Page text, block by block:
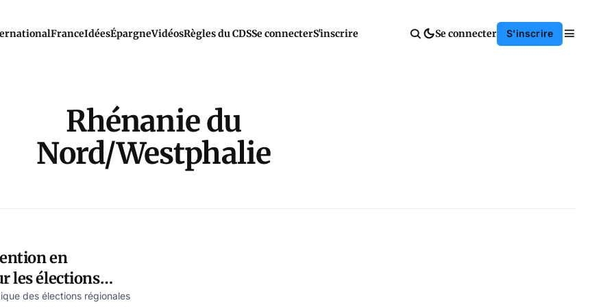
FranceIdéesÉpargneVidéosRègles du CDSSe connecterS'inscrire Se connecter S'inscrire
Rhénanie du
Nord/Westphalie
en
les élections
du Nord
des élections régionales